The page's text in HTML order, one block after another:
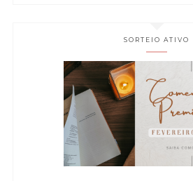
SORTEIO ATIVO